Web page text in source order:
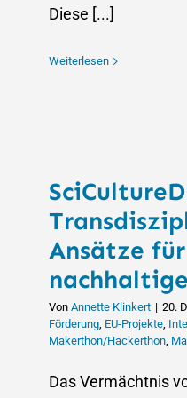
Diese [...]
Weiterlesen
Ansätze
Von Annette Klinkert | 20.
Förderung, EU-Projekte,
Makerthon/Hackerthon,
Das Vermächtnis